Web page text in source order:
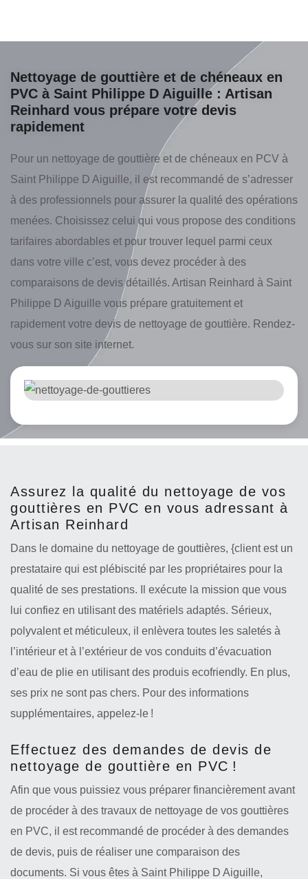
Nettoyage de gouttière et de chéneaux en
PVC à Saint Philippe D Aiguille : Artisan
Reinhard vous prépare votre devis
rapidement
Pour un nettoyage de gouttière et de chéneaux en PCV à
Saint Philippe D Aiguille, il est recommandé de s’adresser
à des professionnels pour assurer la qualité des opérations
menées. Choisissez celui qui vous propose des conditions
tarifaires abordables et pour trouver lequel parmi ceux
dans votre ville c’est, vous devez procéder à des
comparaisons de devis détaillés. Artisan Reinhard à Saint
Philippe D Aiguille vous prépare gratuitement et
rapidement votre devis de nettoyage de gouttière. Rendez-
vous sur son site internet.
Assurez la qualité du nettoyage de vos
gouttières en PVC en vous adressant à
Artisan Reinhard
Dans le domaine du nettoyage de gouttières, {client est un
prestataire qui est plébiscité par les propriétaires pour la
qualité de ses prestations. Il exécute la mission que vous
lui confiez en utilisant des matériels adaptés. Sérieux,
polyvalent et méticuleux, il enlèvera toutes les saletés à
l’intérieur et à l’extérieur de vos conduits d’évacuation
d’eau de plie en utilisant des produis ecofriendly. En plus,
ses prix ne sont pas chers. Pour des informations
supplémentaires, appelez-le !
Effectuez des demandes de devis de
nettoyage de gouttière en PVC !
Afin que vous puissiez vous préparer financièrement avant
de procéder à des travaux de nettoyage de vos gouttières
en PVC, il est recommandé de procéder à des demandes
de devis, puis de réaliser une comparaison des
documents. Si vous êtes à Saint Philippe D Aiguille,